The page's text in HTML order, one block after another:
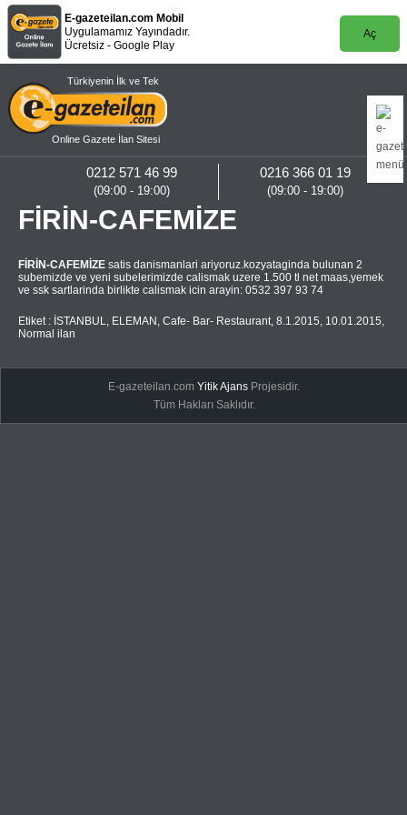
E-gazeteilan.com Mobil
Uygulamamız Yayındadır.
Ücretsiz - Google Play
Aç
Türkiyenin İlk ve Tek
Online Gazete İlan Sitesi
0216 366 01 19
(09:00 - 19:00)
0212 571 46 99
(09:00 - 19:00)
FİRİN-CAFEMİZE
FİRİN-CAFEMİZE satis danismanlari ariyoruz.kozyataginda bulunan 2
subemizde ve yeni subelerimizde calismak uzere 1.500 tl net maas,yemek
ve ssk sartlarinda birlikte calismak icin arayin: 0532 397 93 74
Etiket : İSTANBUL, ELEMAN , Cafe- Bar- Restaurant, 8.1.2015, 10.01.2015,
Normal ilan
E-gazeteilan.comYitik Ajans Projesidir.
Tüm Hakları Saklıdır.